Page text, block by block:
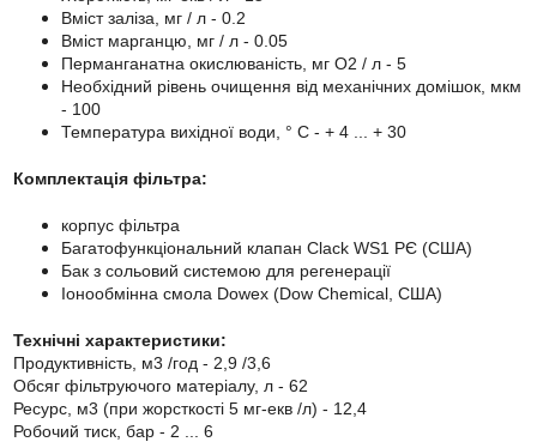
Вміст заліза, мг / л - 0.2
Вміст марганцю, мг / л - 0.05
Перманганатна окислюваність, мг О2 / л - 5
Необхідний рівень очищення від механічних домішок, мкм
- 100
Температура вихідної води, ° С - + 4 ... + 30
Комплектація фільтра:
корпус фільтра
Багатофункціональний клапан Clack WS1 РЄ (США)
Бак з сольовий системою для регенерації
Іонообмінна смола Dowex (Dow Chemical, США)
Технічні характеристики:
Продуктивність, м3 /год - 2,9 /3,6
Обсяг фільтруючого матеріалу, л - 62
Ресурс, м3 (при жорсткості 5 мг-екв /л) - 12,4
Робочий тиск, бар - 2 ... 6